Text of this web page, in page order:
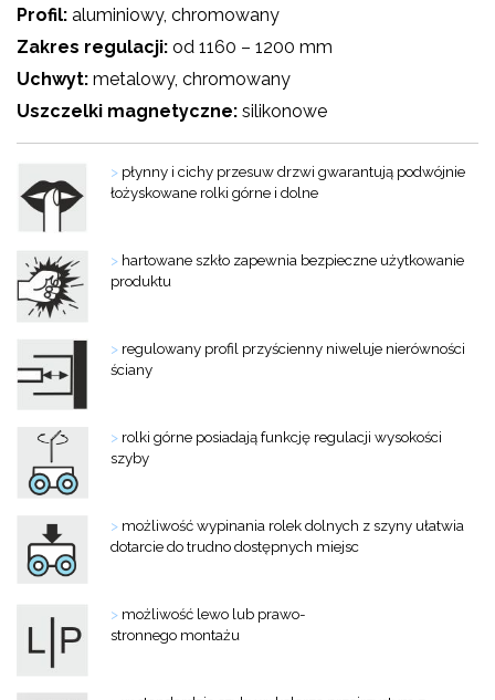
Profil: aluminiowy, chromowany
Zakres regulacji: od 1160 – 1200 mm
Uchwyt: metalowy, chromowany
Uszczelki magnetyczne: silikonowe
> płynny i cichy przesuw drzwi gwarantują podwójnie
łożyskowane rolki górne i dolne
> hartowane szkło zapewnia bezpieczne użytkowanie
produktu
> regulowany profil przyścienny niweluje nierówności
ściany
> rolki górne posiadają funkcję regulacji wysokości
szyby
> możliwość wypinania rolek dolnych z szyny ułatwia
dotarcie do trudno dostępnych miejsc
> możliwość lewo lub prawo-
stronnego montażu